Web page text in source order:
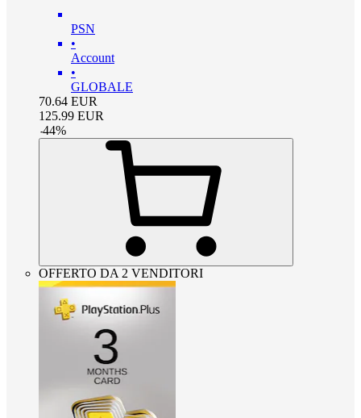
PSN
•
Account
•
GLOBALE
70.64 EUR
125.99 EUR
-44%
OFFERTO DA 2 VENDITORI